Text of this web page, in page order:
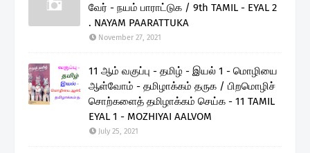
வேர் - நயம் பாராட்டுக / 9th TAMIL - EYAL 2
. NAYAM PAARATTUKA
November 27, 2021
11 ஆம் வகுப்பு - தமிழ் - இயல் 1 - மொழியை
ஆள்வோம் - தமிழாக்கம் தருக / பிறமொழிச்
சொற்களைத் தமிழாக்கம் செய்க - 11 TAMIL
EYAL 1 - MOZHIYAI AALVOM
July 25, 2021